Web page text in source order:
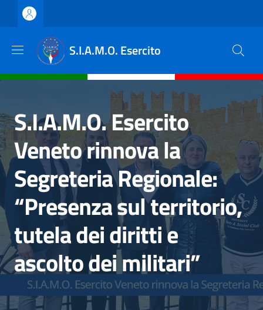
Salta al contenuto principale
Skip to footer content
S.I.A.M.O. Esercito
S.I.A.M.O. Esercito
Veneto rinnova la
Segreteria Regionale:
“Presenza sul territorio,
tutela dei diritti e
ascolto dei militari”